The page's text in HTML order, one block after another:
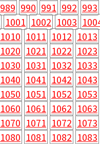
989 990 991 992 993
1001 1002 1003
1010 1011 1012 1013
1020 1021 1022 1023
1030 1031 1032 1033
1040 1041 1042 1043
1050 1051 1052 1053
1060 1061 1062 1063
1070 1071 1072 1073
1080 1081 1082 1083